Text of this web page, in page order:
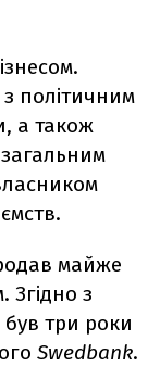
політичним
а також
майже
Згідно з
три роки
Swedbank.